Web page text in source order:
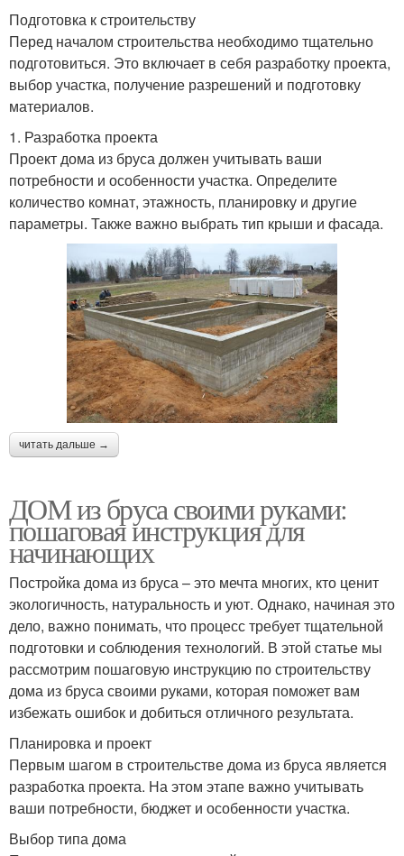
Подготовка к строительству
Перед началом строительства необходимо тщательно
подготовиться. Это включает в себя разработку проекта,
выбор участка, получение разрешений и подготовку
материалов.
1. Разработка проекта
Проект дома из бруса должен учитывать ваши
потребности и особенности участка. Определите
количество комнат, этажность, планировку и другие
параметры. Также важно выбрать тип крыши и фасада.
читать дальше →
ДОМ из бруса своими руками:
пошаговая инструкция для
начинающих
Постройка дома из бруса – это мечта многих, кто ценит
экологичность, натуральность и уют. Однако, начиная это
дело, важно понимать, что процесс требует тщательной
подготовки и соблюдения технологий. В этой статье мы
рассмотрим пошаговую инструкцию по строительству
дома из бруса своими руками, которая поможет вам
избежать ошибок и добиться отличного результата.
Планировка и проект
Первым шагом в строительстве дома из бруса является
разработка проекта. На этом этапе важно учитывать
ваши потребности, бюджет и особенности участка.
Выбор типа дома